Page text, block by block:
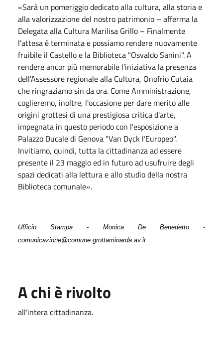
«Sarà un pomeriggio dedicato alla cultura, alla storia e
alla valorizzazione del nostro patrimonio – afferma la
Delegata alla Cultura Marilisa Grillo – Finalmente
l'attesa è terminata e possiamo rendere nuovamente
fruibile il Castello e la Biblioteca "Osvaldo Sanini". A
rendere ancor più memorabile l'iniziativa la presenza
dell'Assessore regionale alla Cultura, Onofrio Cutaia
che ringraziamo sin da ora. Come Amministrazione,
coglieremo, inoltre, l'occasione per dare merito alle
origini grottesi di una prestigiosa critica d'arte,
impegnata in questo periodo con l'esposizione a
Palazzo Ducale di Genova "Van Dyck l’Europeo".
Invitiamo, quindi, tutta la cittadinanza ad essere
presente il 23 maggio ed in futuro ad usufruire degli
spazi dedicati alla lettura e allo studio della nostra
Biblioteca comunale».
Ufficio Stampa - Monica De Benedetto -
comunicazione@comune.grottaminarda.av.it
A chi è rivolto
all'intera cittadinanza.